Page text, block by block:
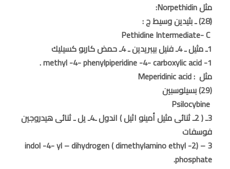
مثل Norpethidin:
(28) ـ بثيدين وسيط ج :
Pethidine Intermediate- C
1ـ مثيل ـ 4ـ فنيل بيبريدين ـ 4ـ حمض كاربو كسيليك
1- methyl -4- phenylpiperidine -4- carboxylic acid .
مثل : Meperidinic acid
(29) بسيلوسبين
3ـ ( 2ـ ثنائى مثيل أمينو اثيل ) اندول ـ4ـ يل ـ ثنائى هيدروجين
فوسفات
3 – (2- dimethylamino ethyl ) indol -4- yl – dihydrogen
phosphate.